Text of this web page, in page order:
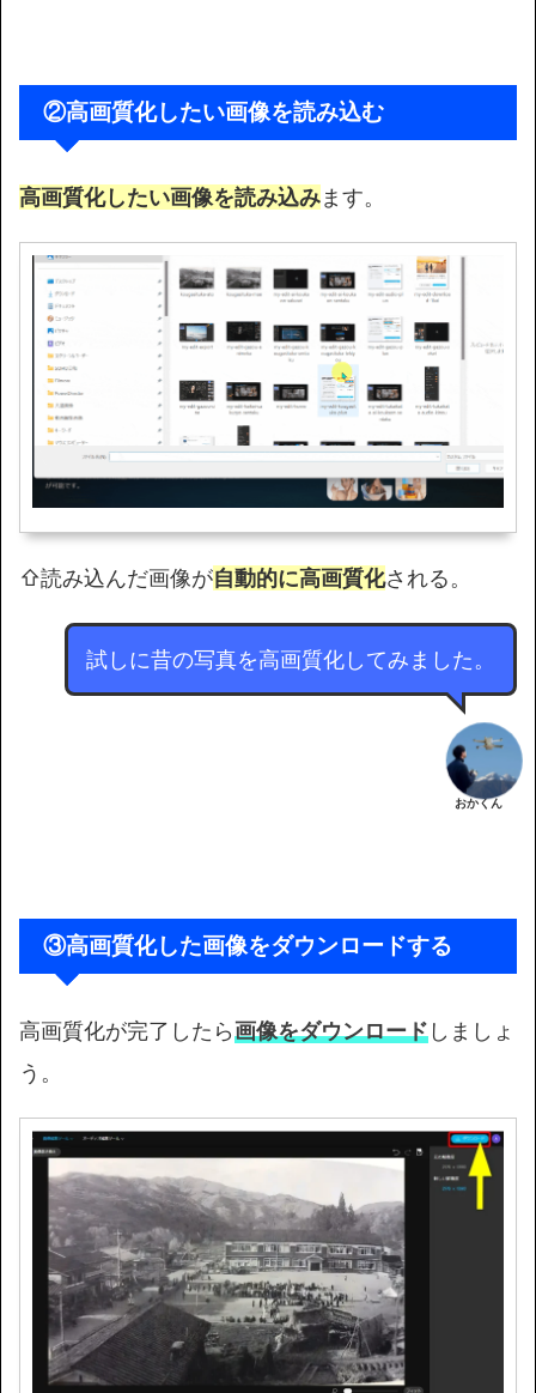
②高画質化したい画像を読み込む
高画質化したい画像を読み込みます。
⇧読み込んだ画像が自動的に高画質化される。
試しに昔の写真を高画質化してみました。
おかくん
③高画質化した画像をダウンロードする
高画質化が完了したら画像をダウンロードしましょ
う。